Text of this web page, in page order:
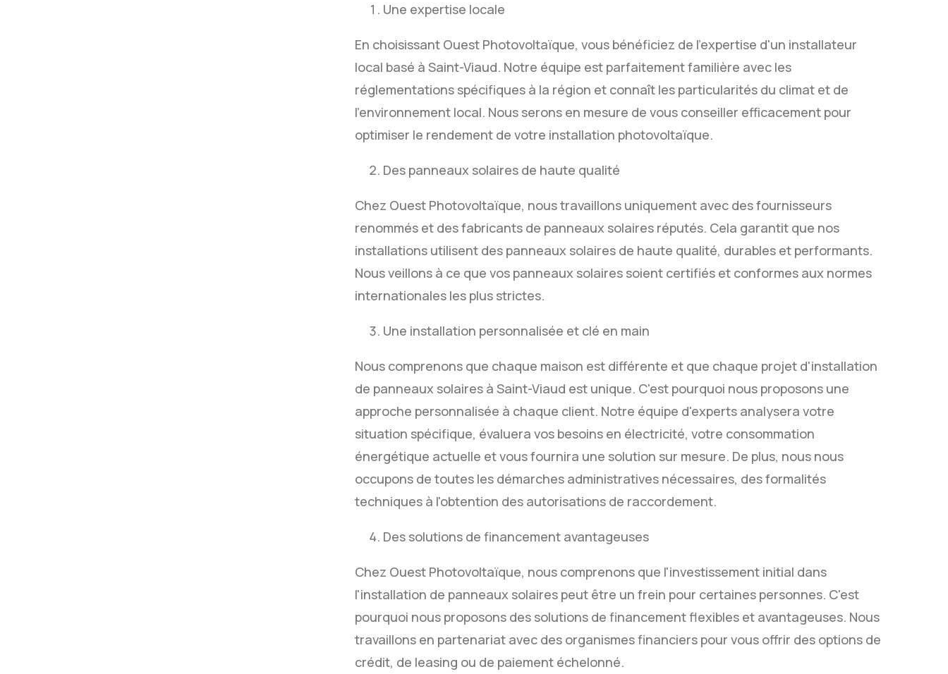
Une expertise locale
En choisissant Ouest Photovoltaïque, vous bénéficiez de l'expertise d'un installateur
local basé à Saint-Viaud. Notre équipe est parfaitement familière avec les
réglementations spécifiques à la région et connaît les particularités du climat et de
l'environnement local. Nous serons en mesure de vous conseiller efficacement pour
optimiser le rendement de votre installation photovoltaïque.
Des panneaux solaires de haute qualité
Chez Ouest Photovoltaïque, nous travaillons uniquement avec des fournisseurs
renommés et des fabricants de panneaux solaires réputés. Cela garantit que nos
installations utilisent des panneaux solaires de haute qualité, durables et performants.
Nous veillons à ce que vos panneaux solaires soient certifiés et conformes aux normes
internationales les plus strictes.
Une installation personnalisée et clé en main
Nous comprenons que chaque maison est différente et que chaque projet d'installation
de panneaux solaires à Saint-Viaud est unique. C'est pourquoi nous proposons une
approche personnalisée à chaque client. Notre équipe d'experts analysera votre
situation spécifique, évaluera vos besoins en électricité, votre consommation
énergétique actuelle et vous fournira une solution sur mesure. De plus, nous nous
occupons de toutes les démarches administratives nécessaires, des formalités
techniques à l'obtention des autorisations de raccordement.
Des solutions de financement avantageuses
Chez Ouest Photovoltaïque, nous comprenons que l'investissement initial dans
l'installation de panneaux solaires peut être un frein pour certaines personnes. C'est
pourquoi nous proposons des solutions de financement flexibles et avantageuses. Nous
travaillons en partenariat avec des organismes financiers pour vous offrir des options de
crédit, de leasing ou de paiement échelonné.